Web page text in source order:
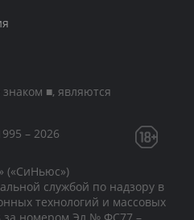
■, являются
– 2026
(«СиНьюс»)
службой по надзору в
технологий и массовых